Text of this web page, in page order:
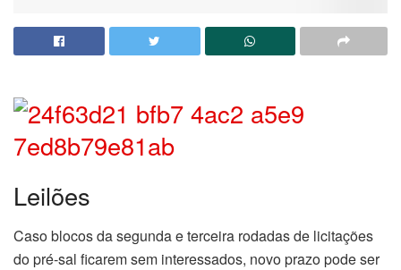
Leilões
Caso blocos da segunda e terceira rodadas de licitações
do pré-sal ficarem sem interessados, novo prazo pode ser